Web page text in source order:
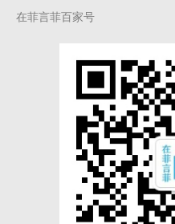
在菲言菲百家号